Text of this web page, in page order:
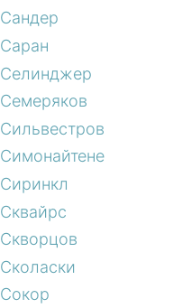
Сандер
Саран
Селинджер
Семеряков
Сильвестров
Симонайтене
Сиринкл
Сквайрс
Скворцов
Сколаски
Сокор